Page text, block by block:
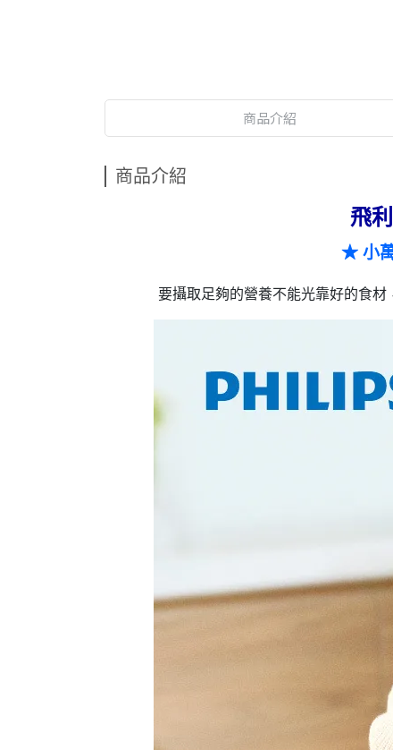
商品介紹
商品介紹
飛
★ 小
要攝取足夠的營養不能光靠好的食材